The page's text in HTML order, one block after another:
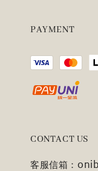
PAYMENT
CONTACT US
客服信箱：